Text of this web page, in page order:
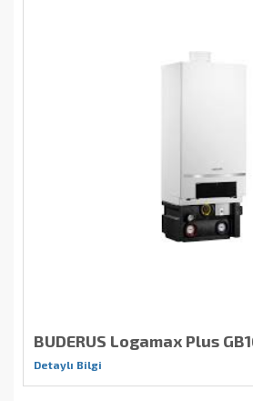
BUDERUS Logamax Plus
Detaylı Bilgi